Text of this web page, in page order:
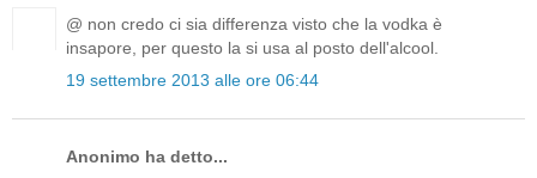
@ non credo ci sia differenza visto che la vodka è
insapore, per questo la si usa al posto dell'alcool.
19 settembre 2013 alle ore 06:44
Anonimo ha detto...